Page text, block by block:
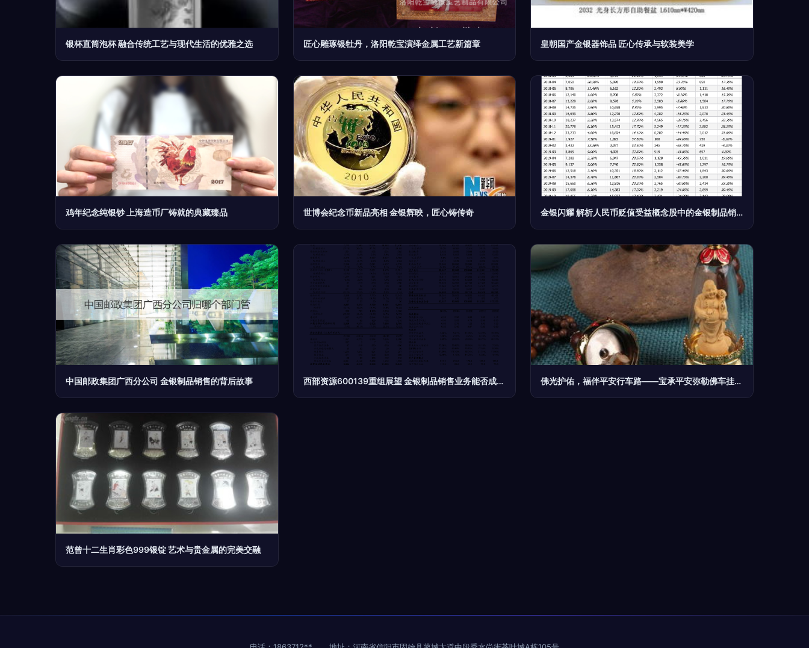
银杯直筒泡杯 融合传统工艺与现代生活的优雅之选 匠心雕琢银牡丹，洛阳乾宝演绎金属工艺新篇章 皇朝国产金银器饰品 匠心传承与软装美学
鸡年纪念纯银钞 上海造币厂铸就的典藏臻品 世博会纪念币新品亮相 金银辉映，匠心铸传奇 金银闪耀 解析人民币贬值受益概念股中的金银制品销售板块
中国邮政集团广西分公司 金银制品销售的背后故事 西部资源600139重组展望 金银制品销售业务能否成为增长新引擎？ 佛光护佑，福伴平安行车路——宝承平安弥勒佛车挂件推荐
范曾十二生肖彩色999银锭 艺术与贵金属的完美交融